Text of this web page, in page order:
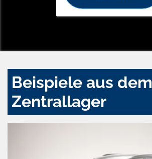
Beispiele aus dem
Zentrallager